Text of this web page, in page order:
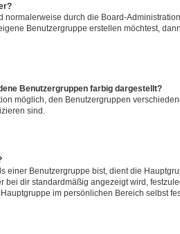
normalerweise durch die Board-
Benutzergruppe erstellen möchtest,
Benutzergruppen farbig dargestellt?
möglich, den Benutzergruppen
sind.
einer Benutzergruppe bist, dient die
bei dir standardmäßig angezeigt wird,
im persönlichen Bereich selbst